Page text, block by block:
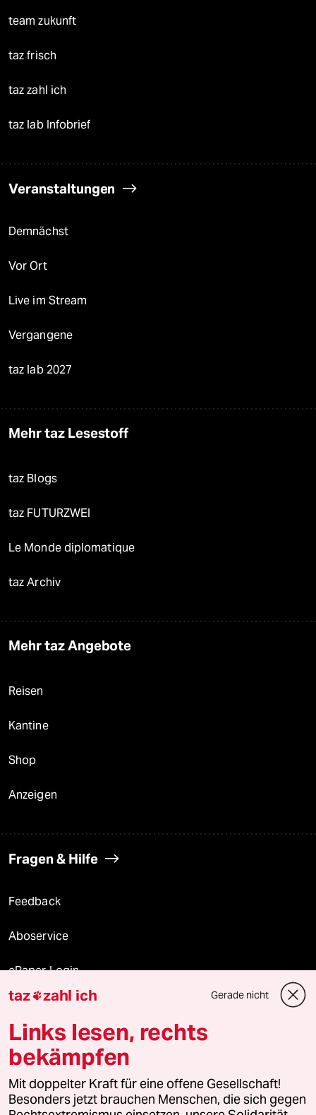
team zukunft
taz frisch
taz zahl ich
taz lab Infobrief
Veranstaltungen
Demnächst
Vor Ort
Live im Stream
Vergangene
taz lab 2027
Mehr taz Lesestoff
taz Blogs
taz FUTURZWEI
Le Monde diplomatique
taz Archiv
Mehr taz Angebote
Reisen
Kantine
Shop
Anzeigen
Fragen & Hilfe
Feedback
Aboservice
ePaper Login
Downloads für Abonnierende
© 2026 taz Verlags und Vertriebs GmbH
Alle Rechte vorbehalten. Bei rechtlichen Fragen oder für Genehmigungen
wenden Sie sich bitte an
lizenzen@taz.de
taz zahl ich Gerade nicht
Links lesen, rechts
bekämpfen
Mit doppelter Kraft für eine offene Gesellschaft!
Besonders jetzt brauchen Menschen, die sich gegen